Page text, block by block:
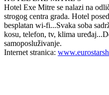
Hotel Exe Mitre se nalazi na
strogog centra grada. Hotel
besplatan wi-fi...Svaka soba
kosu, telefon, tv, klima
samoposluživanje.
Internet stranica: